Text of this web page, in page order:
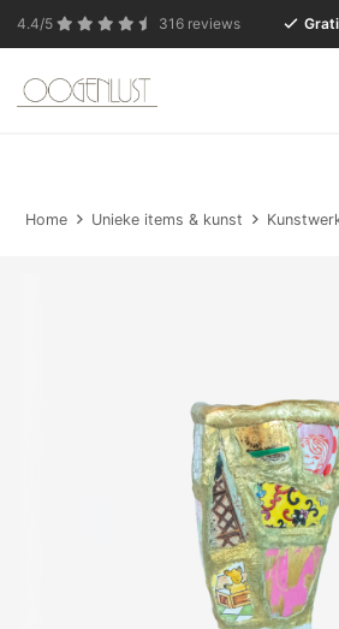
4.4/5 316 reviews
In verband met de zomervakantie is
Home Unieke items & kunst